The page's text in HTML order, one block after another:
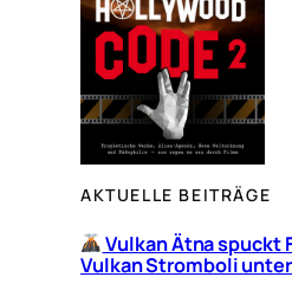
AKTUELLE BEITRÄGE
Vulkan Ätna spuckt
Vulkan Stromboli